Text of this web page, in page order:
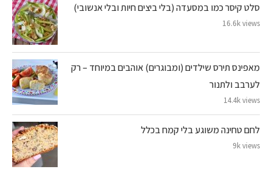
סלט קיסר כמו במסעדה (בלי ביצים חיות ובלי אנשובי)
16.6k views
מאפינס תירס שילדים (ומבוגרים) אוהבים במיוחד – רק
לערבב ולתנור
14.4k views
לחם טחינה משוגע בלי קמח בכלל
9k views